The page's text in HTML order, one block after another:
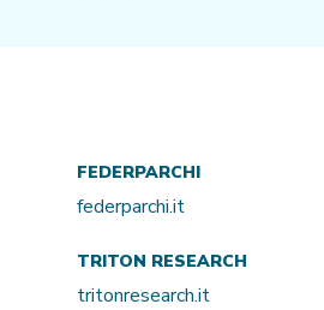
FEDERPARCHI
federparchi.it
TRITON RESEARCH
tritonresearch.it